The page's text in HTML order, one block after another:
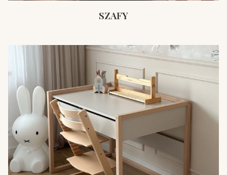
SZAFY